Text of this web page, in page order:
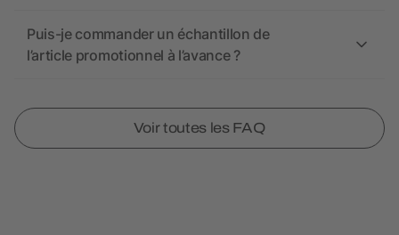
Puis-je commander un échantillon de
l’article promotionnel à l’avance ?
Voir toutes les FAQ